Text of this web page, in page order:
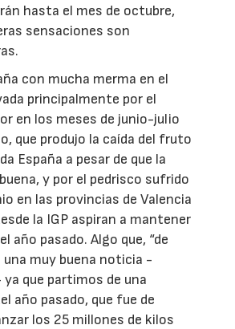
hasta el mes de octubre,
sensaciones son
con mucha merma en el
principalmente por el
en los meses de junio-julio
que produjo la caída del fruto
España a pesar de que la
y por el pedrisco sufrido
en las provincias de Valencia
la IGP aspiran a mantener
año pasado. Algo que, “de
una muy buena noticia -
que partimos de una
año pasado, que fue de
los 25 millones de kilos